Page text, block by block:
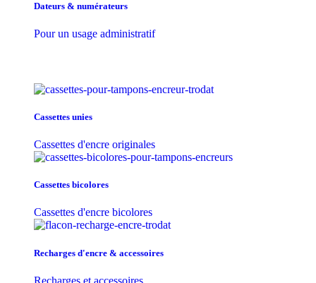
Dateurs & numérateurs
Pour un usage administratif
Cassettes unies
Cassettes d'encre originales
Cassettes bicolores
Cassettes d'encre bicolores
Recharges d'encre & accessoires
Recharges et accessoires